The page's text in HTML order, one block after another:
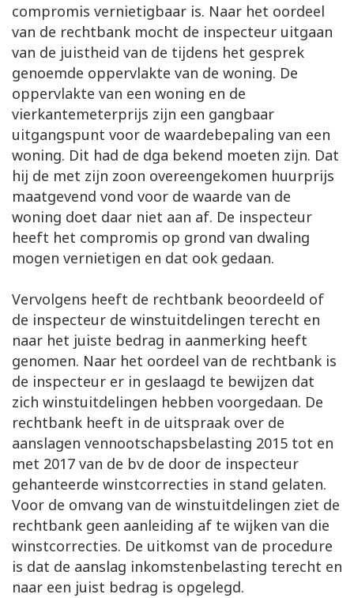
compromis vernietigbaar is. Naar het oordeel
van de rechtbank mocht de inspecteur uitgaan
van de juistheid van de tijdens het gesprek
genoemde oppervlakte van de woning. De
oppervlakte van een woning en de
vierkantemeterprijs zijn een gangbaar
uitgangspunt voor de waardebepaling van een
woning. Dit had de dga bekend moeten zijn. Dat
hij de met zijn zoon overeengekomen huurprijs
maatgevend vond voor de waarde van de
woning doet daar niet aan af. De inspecteur
heeft het compromis op grond van dwaling
mogen vernietigen en dat ook gedaan.
Vervolgens heeft de rechtbank beoordeeld of
de inspecteur de winstuitdelingen terecht en
naar het juiste bedrag in aanmerking heeft
genomen. Naar het oordeel van de rechtbank is
de inspecteur er in geslaagd te bewijzen dat
zich winstuitdelingen hebben voorgedaan. De
rechtbank heeft in de uitspraak over de
aanslagen vennootschapsbelasting 2015 tot en
met 2017 van de bv de door de inspecteur
gehanteerde winstcorrecties in stand gelaten.
Voor de omvang van de winstuitdelingen ziet de
rechtbank geen aanleiding af te wijken van die
winstcorrecties. De uitkomst van de procedure
is dat de aanslag inkomstenbelasting terecht en
naar een juist bedrag is opgelegd.